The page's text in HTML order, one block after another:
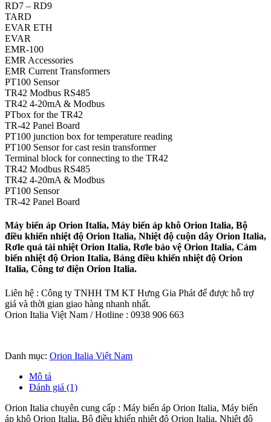
RD7 – RD9
TARD
EVAR ETH
EVAR
EMR-100
EMR Accessories
EMR Current Transformers
PT100 Sensor
TR42 Modbus RS485
TR42 4-20mA & Modbus
PTbox for the TR42
TR-42 Panel Board
PT100 junction box for temperature reading
PT100 Sensor for cast resin transformer
Terminal block for connecting to the TR42
TR42 Modbus RS485
TR42 4-20mA & Modbus
PT100 Sensor
TR-42 Panel Board
Máy biến áp Orion Italia, Máy biến áp khô Orion Italia, Bộ
điều khiển nhiệt độ Orion Italia, Nhiệt độ cuộn dây Orion Italia,
Rơle quá tải nhiệt Orion Italia, Rơle bảo vệ Orion Italia, Cảm
biến nhiệt độ Orion Italia, Bảng điều khiển nhiệt độ Orion
Italia, Công tơ điện Orion Italia.
Liên hệ : Công ty TNHH TM KT Hưng Gia Phát để được hỗ trợ
giá và thời gian giao hàng nhanh nhất.
Orion Italia Việt Nam / Hotline : 0938 906 663
Danh mục: Orion Italia Việt Nam
Mô tả
Đánh giá (1)
Orion Italia chuyên cung cấp : Máy biến áp Orion Italia, Máy biến
áp khô Orion Italia, Bộ điều khiển nhiệt độ Orion Italia, Nhiệt độ